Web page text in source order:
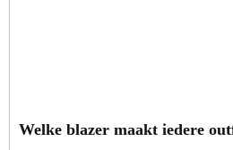
Welke blazer maakt iedere